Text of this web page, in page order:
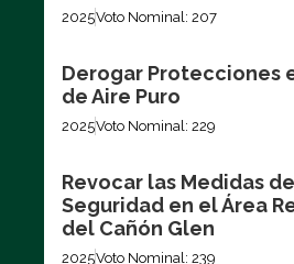
2025Voto Nominal: 207
Derogar Protecciones
de Aire Puro
2025Voto Nominal: 229
Revocar las Medidas de
Seguridad en el Área
del Cañón Glen
2025Voto Nominal: 239